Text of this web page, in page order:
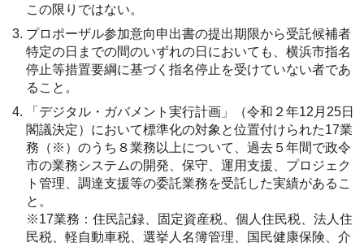
この限りではない。
プロポーザル参加意向申出書の提出期限から受託候補者
特定の日までの間のいずれの日においても、横浜市指名
停止等措置要綱に基づく指名停止を受けていない者であ
ること。
「デジタル・ガバメント実行計画」（令和２年12月25日
閣議決定）において標準化の対象と位置付けられた17業
務（※）のうち８業務以上について、過去５年間で政令
市の業務システムの開発、保守、運用支援、プロジェク
ト管理、調達支援等の委託業務を受託した実績があるこ
と。
※17業務：住民記録、固定資産税、個人住民税、法人住
民税、軽自動車税、選挙人名簿管理、国民健康保険、介